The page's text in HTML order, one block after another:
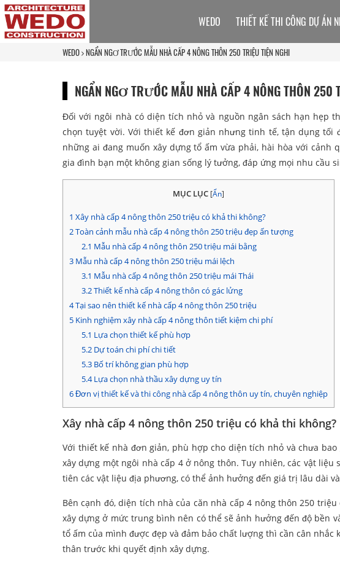
WEDO NGẨN NGƠ TRƯỚC MẪU NHÀ CẤP 4 NÔNG THÔN 250 TRIỆU TIỆN NGHI
NGẨN NGƠ TRƯỚC MẪU NHÀ CẤP 4 NÔNG THÔN 250
Đối với ngôi nhà có diện tích nhỏ và nguồn ngân sách hạn hẹp
chọn tuyệt vời. Với thiết kế đơn giản nhưng tinh tế, tận dụng tối
những ai đang muốn xây dựng tổ ấm vừa phải, hài hòa với cảnh
gia đình bạn một không gian sống lý tưởng, đáp ứng mọi nhu cầu
MỤC LỤC [Ẩn]
1 Xây nhà cấp 4 nông thôn 250 triệu có khả thi không?
2Toàn cảnh mẫu nhà cấp 4 nông thôn 250 triệu đẹp ấn tượng
2.1 Mẫu nhà cấp 4 nông thôn 250 triệu mái bằng
3 Mẫu nhà cấp 4 nông thôn 250 triệu mái lệch
3.1 Mẫu nhà cấp 4 nông thôn 250 triệu mái Thái
3.2Thiết kế nhà cấp 4 nông thôn có gác lửng
4Tại sao nên thiết kế nhà cấp 4 nông thôn 250 triệu
5 Kinh nghiệm xây nhà cấp 4 nông thôn tiết kiệm chi phí
5.1 Lựa chọn thiết kế phù hợp
5.2Dự toán chi phí chi tiết
5.3Bố trí không gian phù hợp
5.4Lựa chọn nhà thầu xây dựng uy tín
6Đơn vị thiết kế và thi công nhà cấp 4 nông thôn uy tín, chuyên nghiệp
Xây nhà cấp 4 nông thôn 250 triệu có khả thi không?
Với thiết kế nhà đơn giản, phù hợp cho diện tích nhỏ và chưa
xây dựng một ngôi nhà cấp 4 ở nông thôn. Tuy nhiên, các vật
tiên các vật liệu địa phương, có thể ảnh hưởng đến giá trị lâu dài
Bên cạnh đó, diện tích nhà của căn nhà cấp 4 nông thôn 250
xây dựng ở mức trung bình nên có thể sẽ ảnh hưởng đến độ bền
tổ ấm của mình được đẹp và đảm bảo chất lượng thì cần cân
thân trước khi quyết định xây dựng.
WEDO THIẾT KẾ THI CÔNG DỰ ÁN